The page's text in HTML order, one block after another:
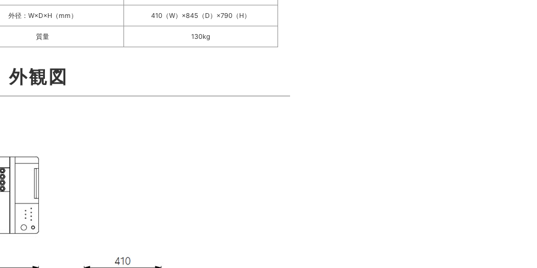
外径：W×D×H（mm） 410（W）×845（D）×790（H）
質量 130kg
外観図